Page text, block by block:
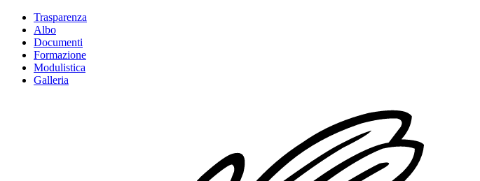
Trasparenza
Albo
Documenti
Formazione
Modulistica
Galleria